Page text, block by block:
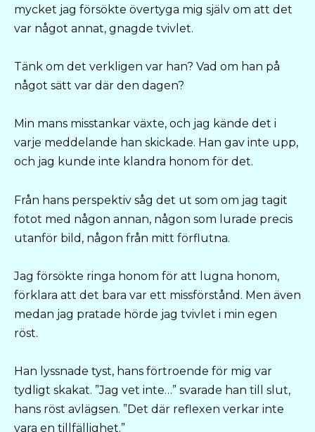
mycket jag försökte övertyga mig själv om att det
var något annat, gnagde tvivlet.
Tänk om det verkligen var han? Vad om han på
något sätt var där den dagen?
Min mans misstankar växte, och jag kände det i
varje meddelande han skickade. Han gav inte upp,
och jag kunde inte klandra honom för det.
Från hans perspektiv såg det ut som om jag tagit
fotot med någon annan, någon som lurade precis
utanför bild, någon från mitt förflutna.
Jag försökte ringa honom för att lugna honom,
förklara att det bara var ett missförstånd. Men även
medan jag pratade hörde jag tvivlet i min egen
röst.
Han lyssnade tyst, hans förtroende för mig var
tydligt skakat. ”Jag vet inte…” svarade han till slut,
hans röst avlägsen. ”Det där reflexen verkar inte
vara en tillfällighet.”